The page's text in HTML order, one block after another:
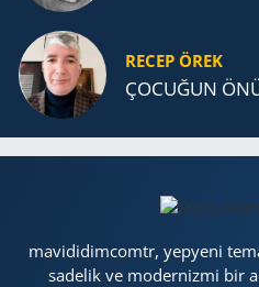
RECEP ÖREK
ÇOCUĞUN
mavididimcomtr, yepyeni
sadelik ve modernizmi bir